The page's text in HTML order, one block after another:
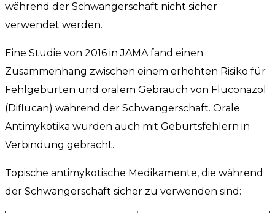
während der Schwangerschaft nicht sicher
verwendet werden.
Eine Studie von 2016 in JAMA fand einen
Zusammenhang zwischen einem erhöhten Risiko für
Fehlgeburten und oralem Gebrauch von Fluconazol
(Diflucan) während der Schwangerschaft. Orale
Antimykotika wurden auch mit Geburtsfehlern in
Verbindung gebracht.
Topische antimykotische Medikamente, die während
der Schwangerschaft sicher zu verwenden sind: